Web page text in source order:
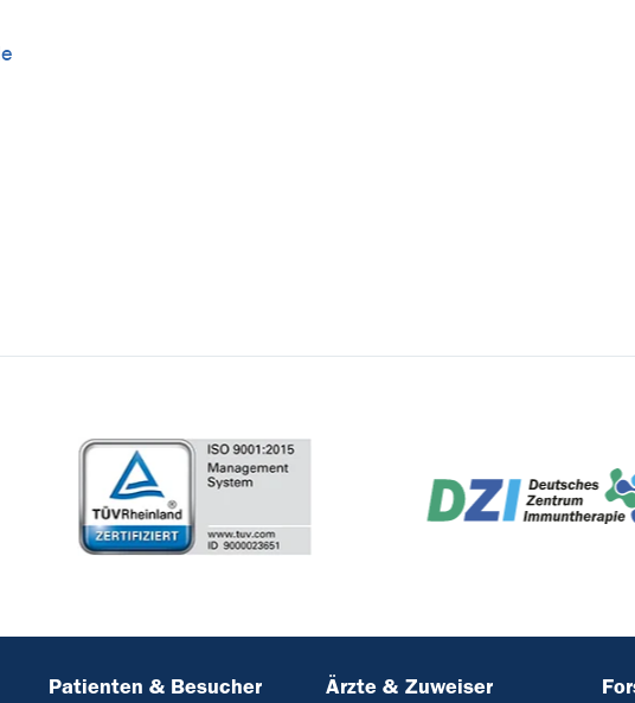
Patienten & Besucher Ärzte & Zuweiser